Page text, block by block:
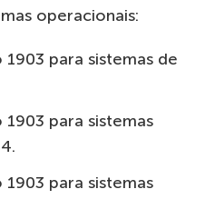
operacionais:
para sistemas de
para sistemas
para sistemas